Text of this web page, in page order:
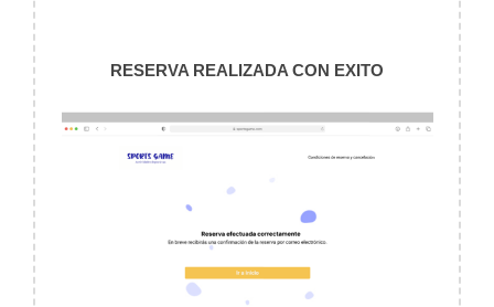
RESERVA REALIZADA CON EXITO